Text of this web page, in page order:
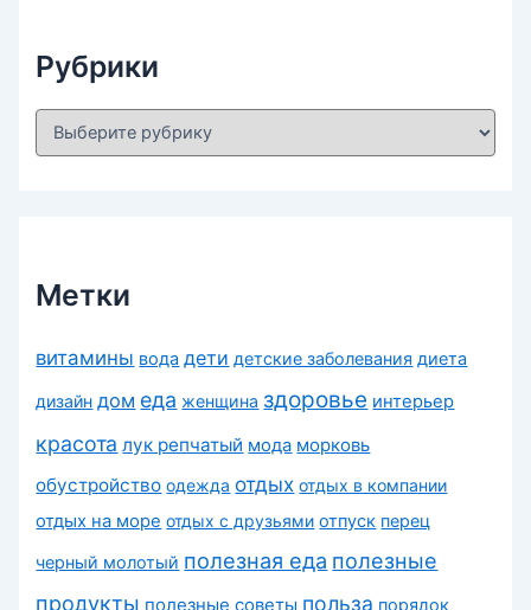
Рубрики
Р
Метки
витамины вода дети детские заболевания диета
дизайн дом еда женщина здоровье интерьер
красота лук репчатый мода морковь
обустройство одежда отдых отдых в компании
отдых на море отдых с друзьями отпуск перец
черный молотый полезная еда полезные
продукты полезные советы польза порядок